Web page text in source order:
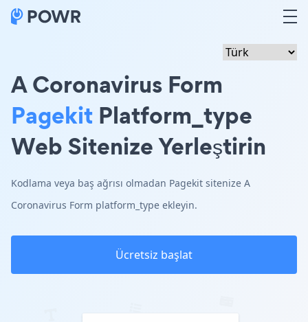
A Coronavirus Form
Pagekit Platform_type
Web Sitenize Yerleştirin
Kodlama veya baş ağrısı olmadan Pagekit sitenize A
Coronavirus Form platform_type ekleyin.
Ücretsiz başlat